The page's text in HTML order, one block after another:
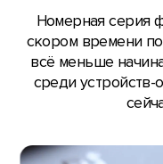
Номерная серия
скором времени
всё меньше
среди